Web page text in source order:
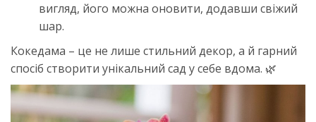
вигляд, його можна оновити, додавши свіжий
шар.
Кокедама – це не лише стильний декор, а й гарний
спосіб створити унікальний сад у себе вдома. 🌿